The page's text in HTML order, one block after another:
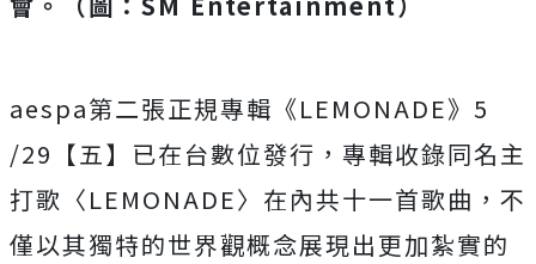
aespa第二張正規專輯《LEMONADE》 5
/29 【五】已在台數位發行，專輯收錄同名主
打歌〈LEMONADE〉在內共十一首歌曲， 不
僅以其獨特的世界觀概念展現出更加紮實的